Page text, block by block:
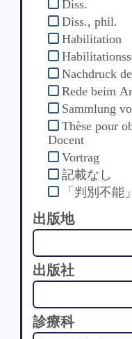
Diss.
Diss., phil.
Habilitation
Nachdruck
Rede beim
Sammlung
Thèse pour
Docent
Vortrag
記載なし
「判別不能」
出版地
出版社
診療科